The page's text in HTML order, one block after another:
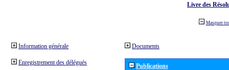
Livre des
Masquer
Information générale
Enregistrement des délégués
Documents
Publications